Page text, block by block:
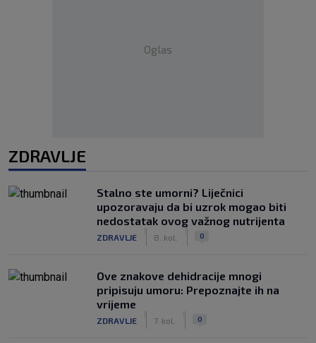
Oglas
ZDRAVLJE
Stalno ste umorni? Liječnici
upozoravaju da bi uzrok mogao biti
nedostatak ovog važnog nutrijenta
ZDRAVLJE 8. kol. 0
Ove znakove dehidracije mnogi
pripisuju umoru: Prepoznajte ih na
vrijeme
ZDRAVLJE 7. kol. 0